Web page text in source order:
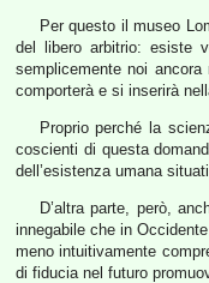
Per questo il museo
del libero arbitrio: esiste
semplicemente noi
comporterà e si inserirà
Proprio perché la
coscienti di questa
dell’esistenza umana
D’altra parte, però,
innegabile che in
meno intuitivamente
di fiducia nel futuro